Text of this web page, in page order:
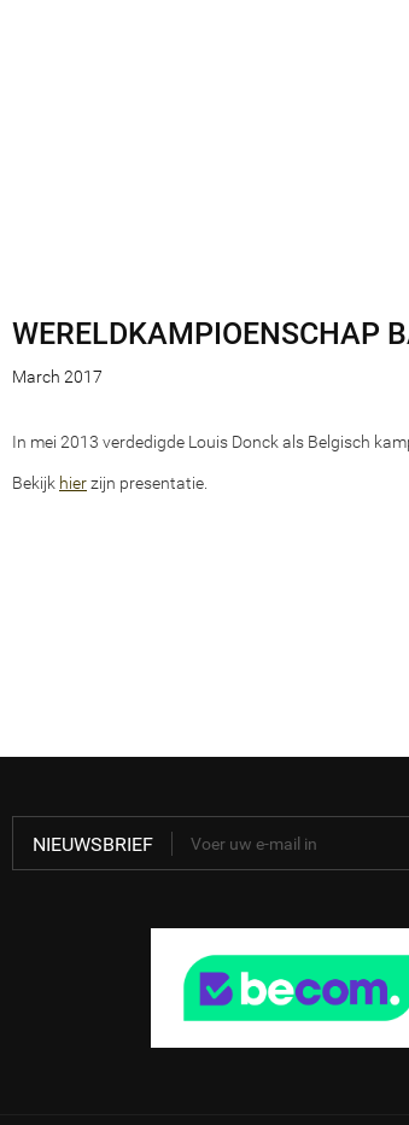
WERELDKAMPIOENSCHAP
March 2017
In mei 2013 verdedigde Louis Donck als Belgisch
Bekijk hierzijn presentatie.
NIEUWSBRIEF